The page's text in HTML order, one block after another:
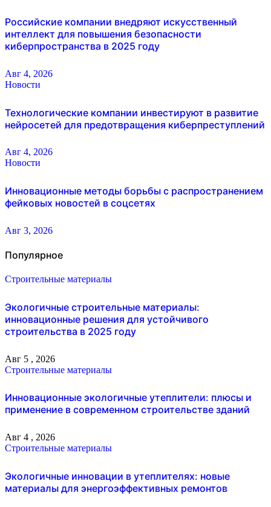
Российские компании внедряют искусственный
интеллект для повышения безопасности
киберпространства в 2025 году
Авг 4, 2026
Новости
Технологические компании инвестируют в развитие
нейросетей для предотвращения киберпреступлений
Авг 4, 2026
Новости
Инновационные методы борьбы с распространением
фейковых новостей в соцсетях
Авг 3, 2026
Популярное
Строительные материалы
Экологичные строительные материалы:
инновационные решения для устойчивого
строительства в 2025 году
Авг 5 , 2026
Строительные материалы
Инновационные экологичные утеплители: плюсы и
применение в современном строительстве зданий
Авг 4 , 2026
Строительные материалы
Экологичные инновации в утеплителях: новые
материалы для энергоэффективных ремонтов